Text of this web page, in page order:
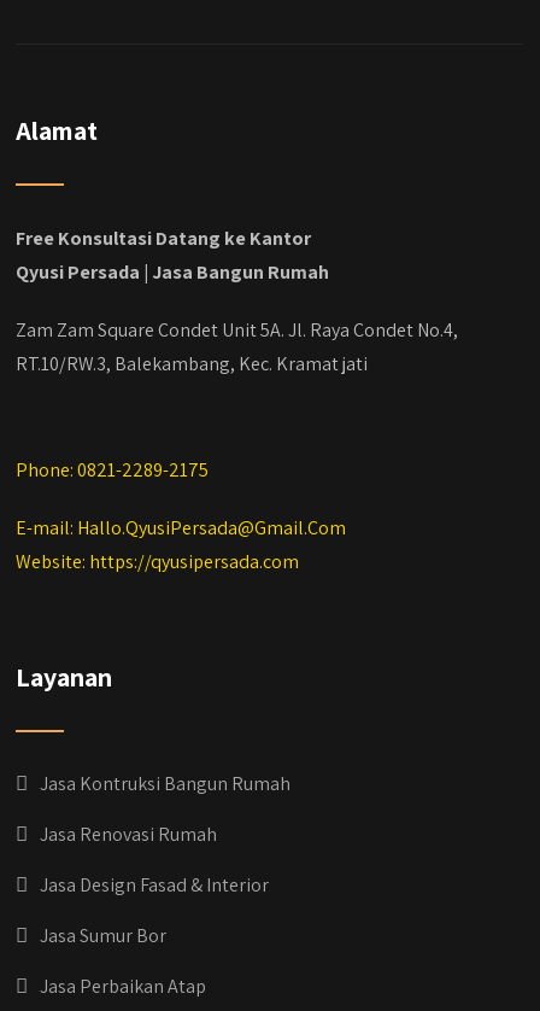
#kontraktorbekasi #kontraktorinteriorjakarta
#kontraktorbangunanjabodetabek
#jasabangunrumahjabodetabek
Alamat
Free Konsultasi Datang ke Kantor
Qyusi Persada | Jasa Bangun Rumah
Zam Zam Square Condet Unit 5A. Jl. Raya Condet No.4,
RT.10/RW.3, Balekambang, Kec. Kramat jati
Phone: 0821-2289-2175
E-mail: Hallo.QyusiPersada@Gmail.Com
Website: https://qyusipersada.com
Layanan
Jasa Kontruksi Bangun Rumah
Jasa Renovasi Rumah
Jasa Design Fasad & Interior
Jasa Sumur Bor
Jasa Perbaikan Atap